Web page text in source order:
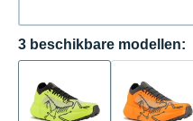
3 beschikbare modellen: